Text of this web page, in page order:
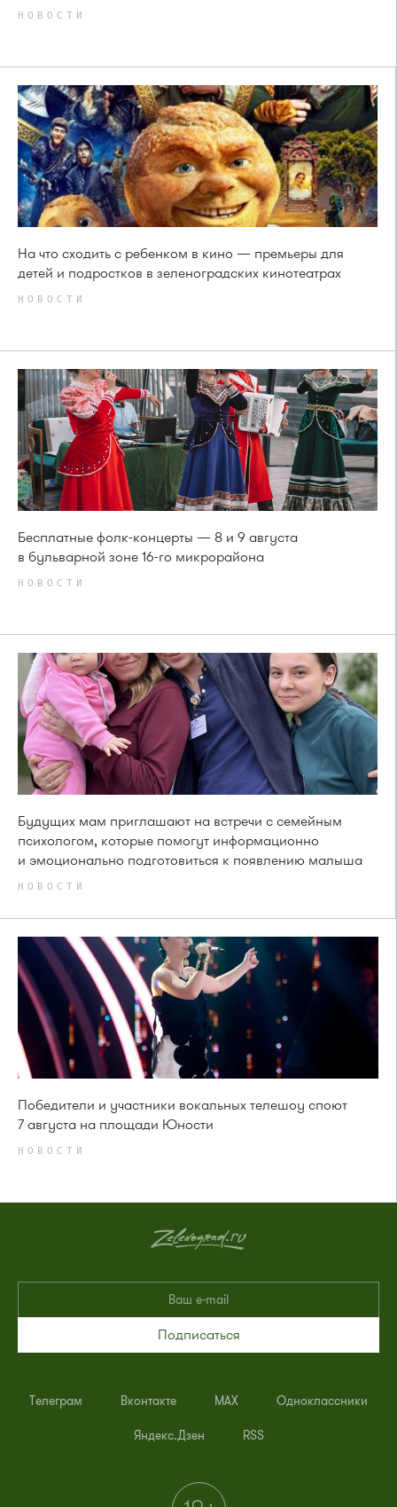
НОВОСТИ
На что сходить с ребенком в кино — премьеры для
детей и подростков в зеленоградских кинотеатрах
НОВОСТИ
Бесплатные фолк-концерты — 8 и 9 августа
в бульварной зоне 16-го микрорайона
НОВОСТИ
Будущих мам приглашают на встречи с семейным
психологом, которые помогут информационно
и эмоционально подготовиться к появлению малыша
НОВОСТИ
Победители и участники вокальных телешоу споют
7 августа на площади Юности
НОВОСТИ
Подписаться
Телеграм Вконтакте MAX Одноклассники
Яндекс.Дзен RSS